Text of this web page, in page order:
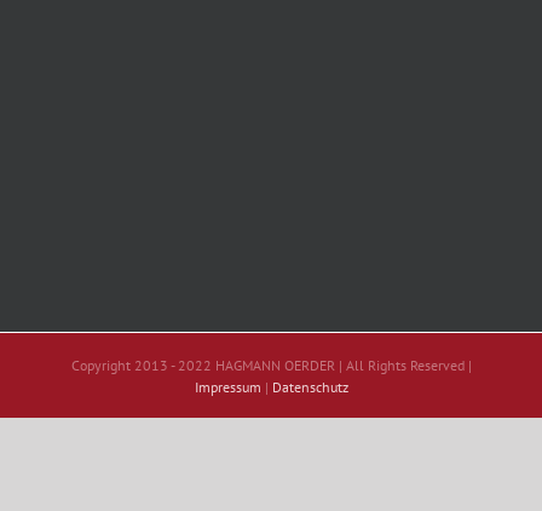
Copyright 2013 - 2022 HAGMANN OERDER | All Rights Reserved |
Impressum | Datenschutz